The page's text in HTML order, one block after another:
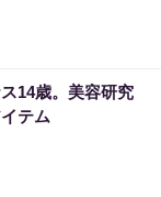
14歳。美容研究
テム